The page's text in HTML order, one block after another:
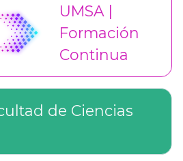
UMSA |
Formación
Continua
de Ciencias